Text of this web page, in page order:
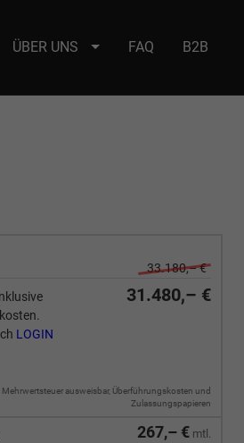
to address or value: selector2-aee-
ÜBER UNS FAQ B2B
33.180,– €
LOGIN
31.480,– €
Mehrwertsteuer ausweisbar, Überführungskosten und
Zulassungspapieren
267,– € mtl.